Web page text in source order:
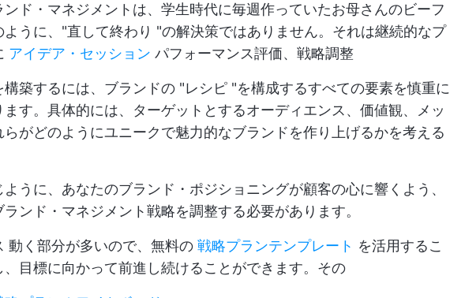
ンド・マネジメントは、学生時代に毎週作っていたお母さんのビーフ
ように、"直して終わり "の解決策ではありません。それは継続的なプ
アイデア・セッション パフォーマンス評価、戦略調整
築するには、ブランドの "レシピ "を構成するすべての要素を慎重に
す。具体的には、ターゲットとするオーディエンス、価値観、メッ
がどのようにユニークで魅力的なブランドを作り上げるかを考える
うに、あなたのブランド・ポジショニングが顧客の心に響くよう、
ンド・マネジメント戦略を調整する必要があります。
動く部分が多いので、無料の 戦略プランテンプレート を活用するこ
、目標に向かって前進し続けることができます。その